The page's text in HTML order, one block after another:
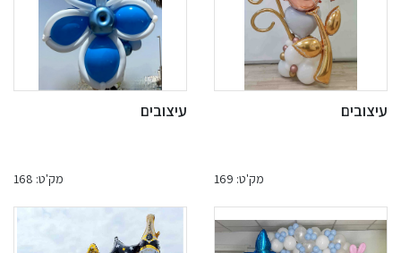
עיצובים
מק'ט: 169
עיצובים
מק'ט: 168